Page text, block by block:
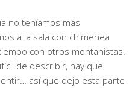
no teníamos más
a la sala con chimenea
con otros montanistas.
de describir, hay que
así que dejo esta parte